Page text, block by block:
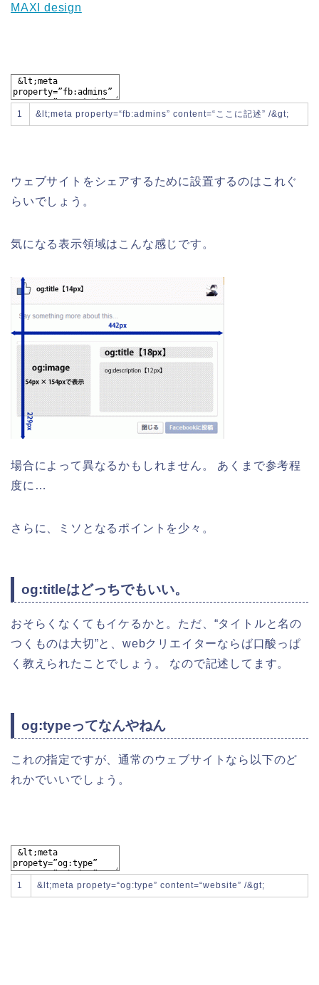
MAXI design
1 &lt;meta property=“fb:admins” content=“ここに記述” /&gt;
ウェブサイトをシェアするために設置するのはこれぐ
らいでしょう。
気になる表示領域はこんな感じです。
場合によって異なるかもしれません。 あくまで参考程
度に…
さらに、ミソとなるポイントを少々。
og:titleはどっちでもいい。
おそらくなくてもイケるかと。ただ、 “タイトルと名の
つくものは大切”と、webクリエイターならば口酸っぱ
く教えられたことでしょう。 なので記述してます。
og:typeってなんやねん
これの指定ですが、通常のウェブサイトなら以下のど
れかでいいでしょう。
1 & lt;meta propety=“og:type” content=“website” /&gt;